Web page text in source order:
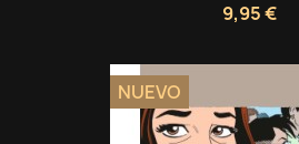
9,95 €
NUEVO